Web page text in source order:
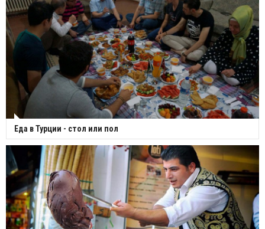
Еда в Турции - стол или пол